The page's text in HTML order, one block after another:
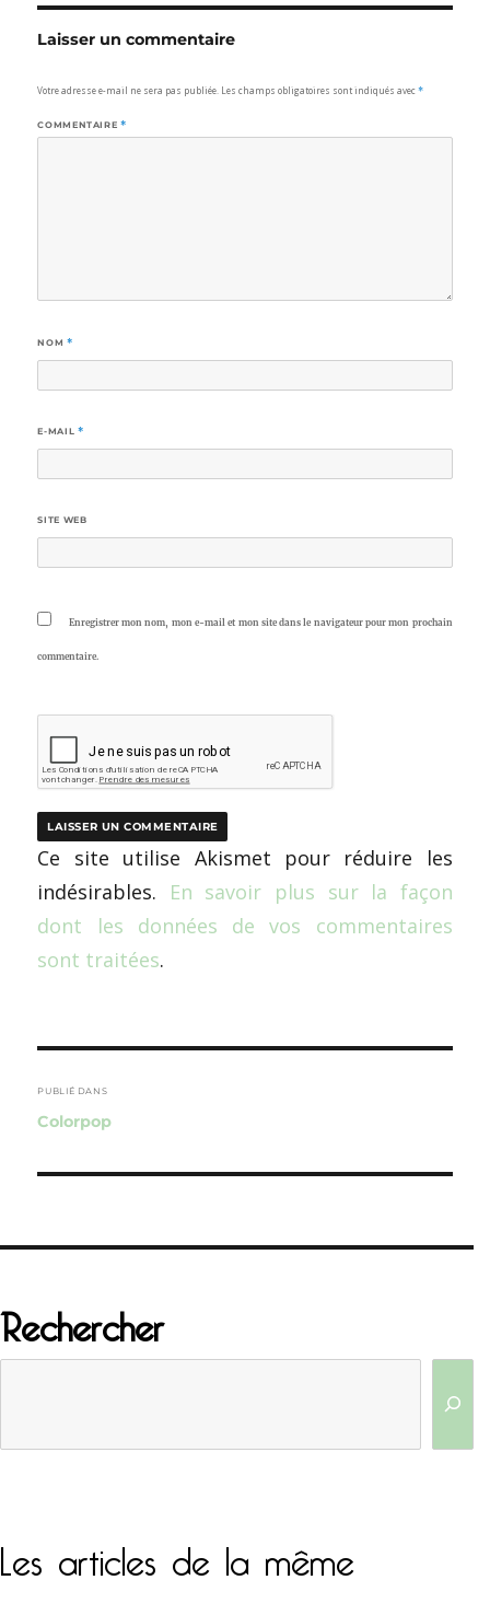
Laisser un commentaire
Votre adresse e-mail ne sera pas publiée. Les champs obligatoires sont indiqués avec*
COMMENTAIRE *
NOM *
E-MAIL *
SITE WEB
Enregistrer mon nom, mon e-mail et mon site dans le navigateur pour mon prochain
commentaire.
Ce site utilise Akismet pour réduire les
indésirables. En savoir plus sur la façon
dont les données de vos commentaires
sont traitées.
de
l’article
PUBLIÉ DANS
Colorpop
Rechercher
Les articles de la même